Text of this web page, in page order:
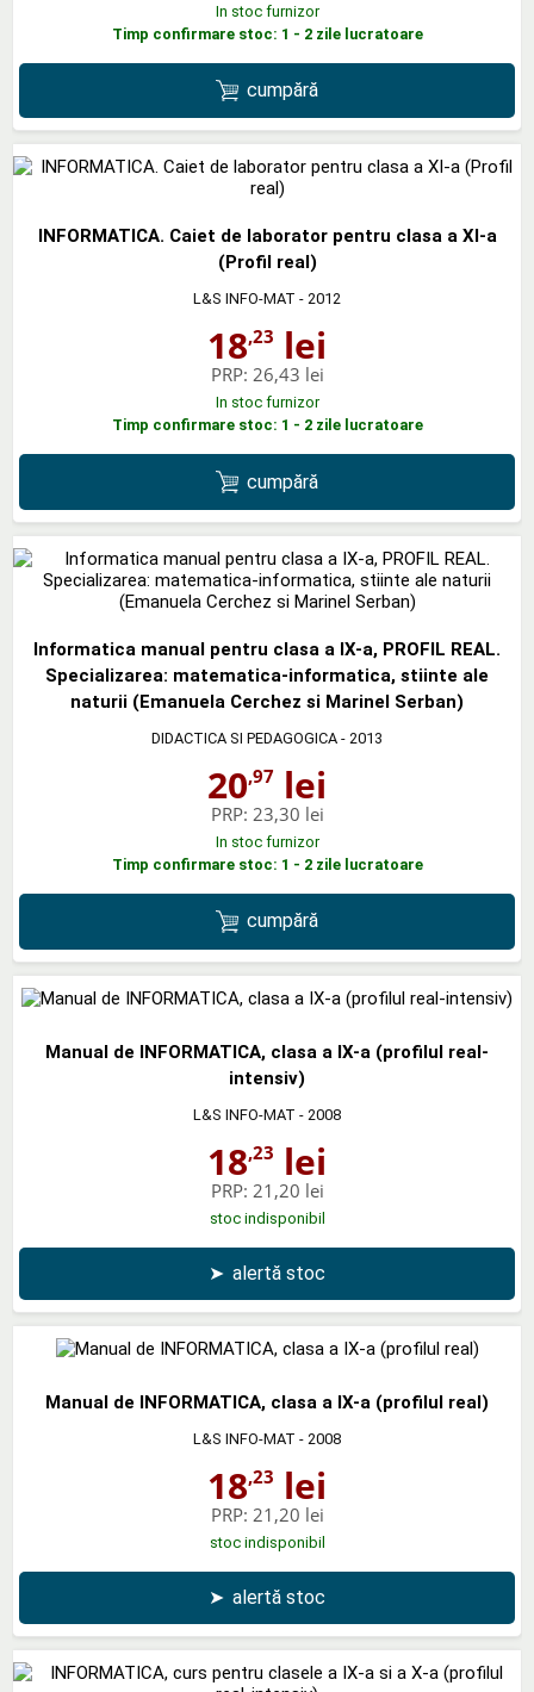
In stoc furnizor
Timp confirmare stoc: 1 - 2 zile lucratoare
cumpără
INFORMATICA. Caiet de laborator pentru clasa a XI-a
(Profil real)
L&S INFO-MAT - 2012
18,23 lei
PRP: 26,43 lei
In stoc furnizor
Timp confirmare stoc: 1 - 2 zile lucratoare
cumpără
Informatica manual pentru clasa a IX-a, PROFIL REAL.
Specializarea: matematica-informatica, stiinte ale
naturii (Emanuela Cerchez si Marinel Serban)
DIDACTICA SI PEDAGOGICA - 2013
20,97 lei
PRP: 23,30 lei
In stoc furnizor
Timp confirmare stoc: 1 - 2 zile lucratoare
cumpără
Manual de INFORMATICA, clasa a IX-a (profilul real-
intensiv)
L&S INFO-MAT - 2008
18,23 lei
PRP: 21,20 lei
stoc indisponibil
➤ alertă stoc
Manual de INFORMATICA, clasa a IX-a (profilul real)
L&S INFO-MAT - 2008
18,23 lei
PRP: 21,20 lei
stoc indisponibil
➤ alertă stoc